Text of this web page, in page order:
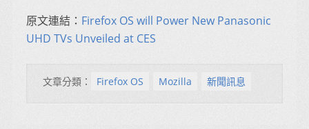
原文連結： Firefox OS will Power New Panasonic
UHD TVs Unveiled at CES
文章分類： Firefox OS Mozilla 新聞訊息